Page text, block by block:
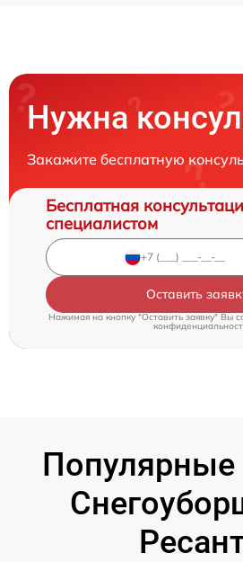
Нужна
Закажите бесплатную
Бесплатная
специалистом
Оставить
Нажимая на кнопку "Оставить заявку" Вы